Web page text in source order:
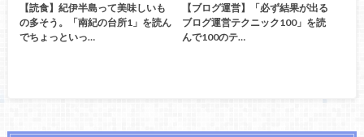
【読食】紀伊半島って美味しいも
の多そう。「南紀の台所1」を読ん
でちょっといっ…
【ブログ運営】「必ず結果が出る
ブログ運営テクニック100」を読
んで100のテ…